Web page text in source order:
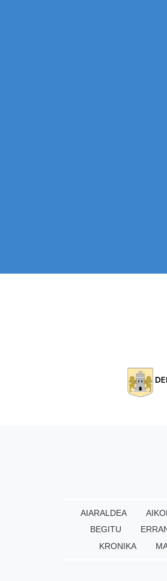
AIARALDEA
BEGITU
KRONIKA